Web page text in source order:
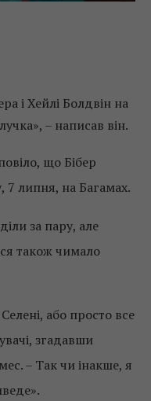
і Хейлі Болдвін на
– написав він.
що Бібер
7 липня, на Багамах.
за пару, але
також чимало
або просто все
згадавши
– Так чи інакше, я